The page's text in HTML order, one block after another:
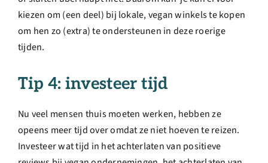
kiezen om (een deel) bij lokale, vegan winkels te kopen
om hen zo (extra) te ondersteunen in deze roerige
tijden.
Tip 4: investeer tijd
Nu veel mensen thuis moeten werken, hebben ze
opeens meer tijd over omdat ze niet hoeven te reizen.
Investeer wat tijd in het achterlaten van positieve